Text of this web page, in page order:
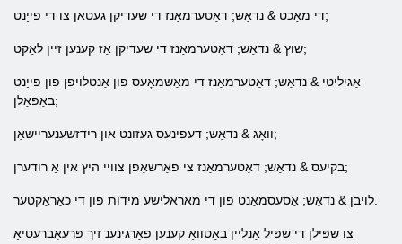
די מאַכט & נדאַש; דאַטערמאַנז די שעדיקן געטאן צו די פייַנט;
שוץ & נדאַש; דאַטערמאַנז די שעדיקן אַז קענען זיין לאַקט;
אַגיליטי & נדאַש; דאַטערמאַנז די מאַשמאָעס פון אַנטלויפן פון פייַנט
באַפאַלן;
וואָג & נדאַש; דעפינעס געזונט און רידזשענעריישאַן;
בקיעס & נדאַש; דאַטערמאַנז צי פאַרשאַפן צוויי היץ אין אַ רודערן;
צו שפּילן די שפּיל אָנליין באָטוואַ קענען פאַרגינענ זיך פּרעאָברעטיאַ